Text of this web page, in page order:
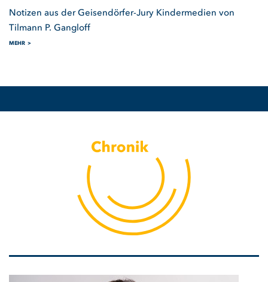
Notizen aus der Geisendörfer-Jury Kindermedien von
Tilmann P. Gangloff
MEHR